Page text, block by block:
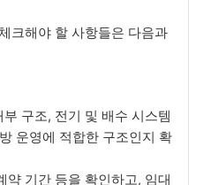
크해야 할 사항들은 다음과
구조, 전기 및 배수 시스템
운영에 적합한 구조인지 확
약 기간 등을 확인하고, 임대